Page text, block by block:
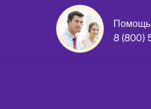
Помощь
8 (800)